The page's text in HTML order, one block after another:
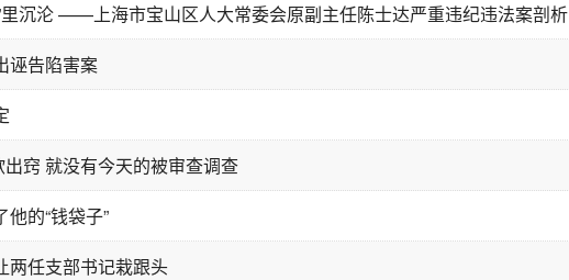
”里沉沦 ——上海市宝山区人大常委会原副主任陈士达严重违纪违法案剖析
诬告陷害案
窍 就没有今天的被审查调查
的“钱袋子”
两任支部书记栽跟头